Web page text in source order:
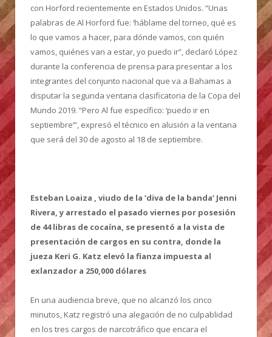
con Horford recientemente en Estados Unidos. “Unas
palabras de Al Horford fue: ‘háblame del torneo, qué es
lo que vamos a hacer, para dónde vamos, con quién
vamos, quiénes van a estar, yo puedo ir”, declaró López
durante la conferencia de prensa para presentar a los
integrantes del conjunto nacional que va a Bahamas a
disputar la segunda ventana clasificatoria de la Copa del
Mundo 2019. “Pero Al fue específico: ‘puedo ir en
septiembre’”, expresó el técnico en alusión a la ventana
que será del 30 de agosto al 18 de septiembre.
Esteban Loaiza , viudo de la ‘diva de la banda’ Jenni
Rivera, y arrestado el pasado viernes por posesión
de 44 libras de cocaína, se presentó a la vista de
presentación de cargos en su contra, donde la
jueza Keri G. Katz elevó la fianza impuesta al
exlanzador a 250,000 dólares
En una audiencia breve, que no alcanzó los cinco
minutos, Katz registró una alegación de no culpablidad
en los tres cargos de narcotráfico que encara el